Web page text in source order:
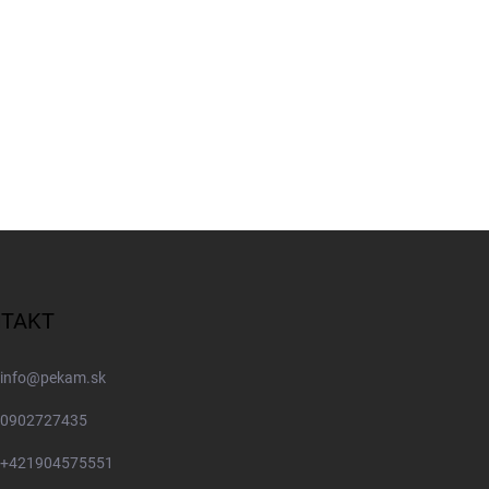
info@pekam.sk
0902727435
+421904575551